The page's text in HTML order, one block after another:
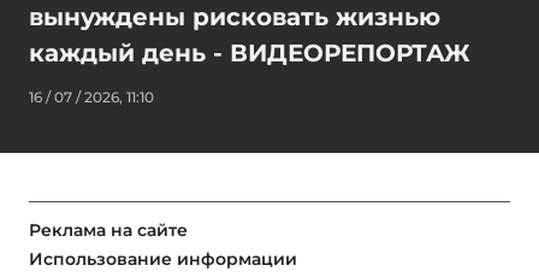
вынуждены рисковать жизнью
каждый день - ВИДЕОРЕПОРТАЖ
16 / 07 / 2026, 11:10
Реклама на сайте
Использование информации